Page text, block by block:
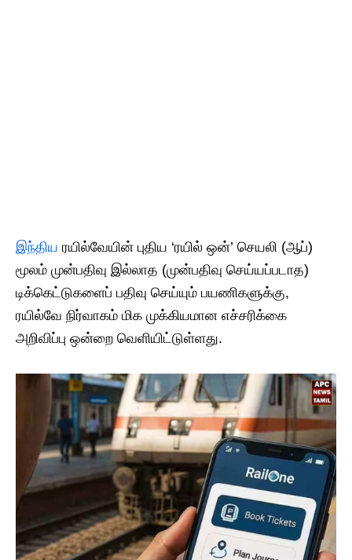
இந்திய ரயில்வேயின் புதிய ‘ரயில் ஒன்’ செயலி (ஆப்)
மூலம் முன்பதிவு இல்லாத (முன்பதிவு செய்யப்படாத)
டிக்கெட்டுகளைப் பதிவு செய்யும் பயணிகளுக்கு,
ரயில்வே நிர்வாகம் மிக முக்கியமான எச்சரிக்கை
அறிவிப்பு ஒன்றை வெளியிட்டுள்ளது.